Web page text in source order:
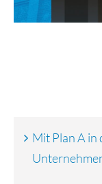
Mit Plan A